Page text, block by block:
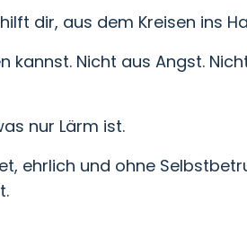
dir, aus dem Kreisen ins
kannst. Nicht aus Angst.
nur Lärm ist.
ehrlich und ohne